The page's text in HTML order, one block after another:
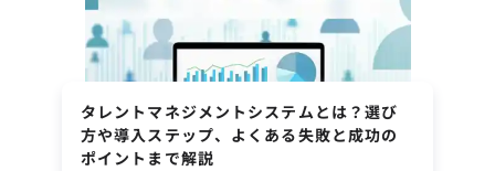
タレントマネジメントシステムとは？選び
方や導入ステップ、よくある失敗と成功の
ポイントまで解説